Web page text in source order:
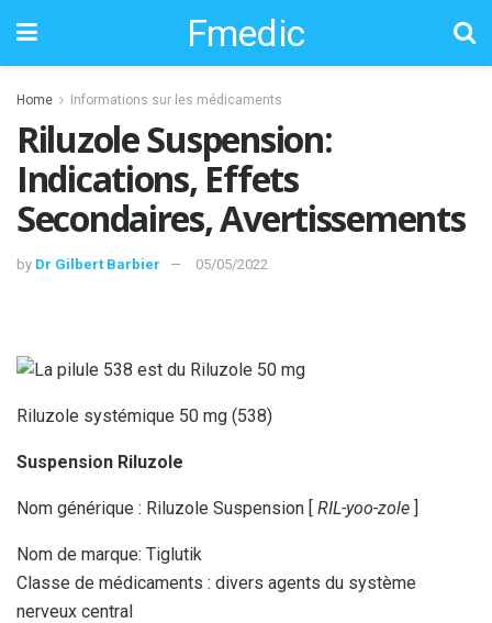
Fmedic
Home Informations sur les médicaments
Riluzole Suspension:
Indications, Effets
Secondaires, Avertissements
by Dr Gilbert Barbier 05/05/2022
Riluzole systémique 50 mg (538)
Suspension Riluzole
Nom générique : Riluzole Suspension [ RIL-yoo-zole ]
Nom de marque: Tiglutik
Classe de médicaments : divers agents du système
nerveux central